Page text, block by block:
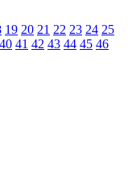
19 20 21 22 23 24 25
40 41 42 43 44 45 46